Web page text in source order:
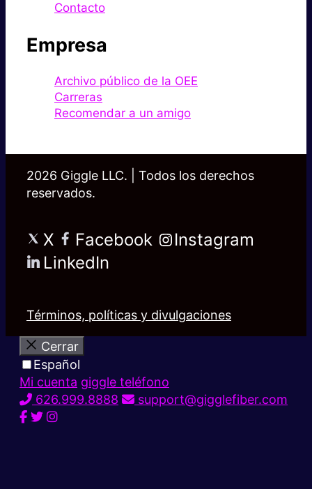
Contacto
Empresa
Archivo público de la OEE
Carreras
Recomendar a un amigo
2026 Giggle LLC. | Todos los derechos
reservados.
X Facebook
Instagram
LinkedIn
Términos, políticas y divulgaciones
Cerrar
Español
Mi cuenta giggle teléfono
626.999.8888
support@gigglefiber.com